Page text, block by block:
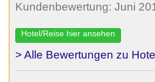
Kundenbewertung: Juni
Hotel/Reise hier ansehen
> Alle Bewertungen zu